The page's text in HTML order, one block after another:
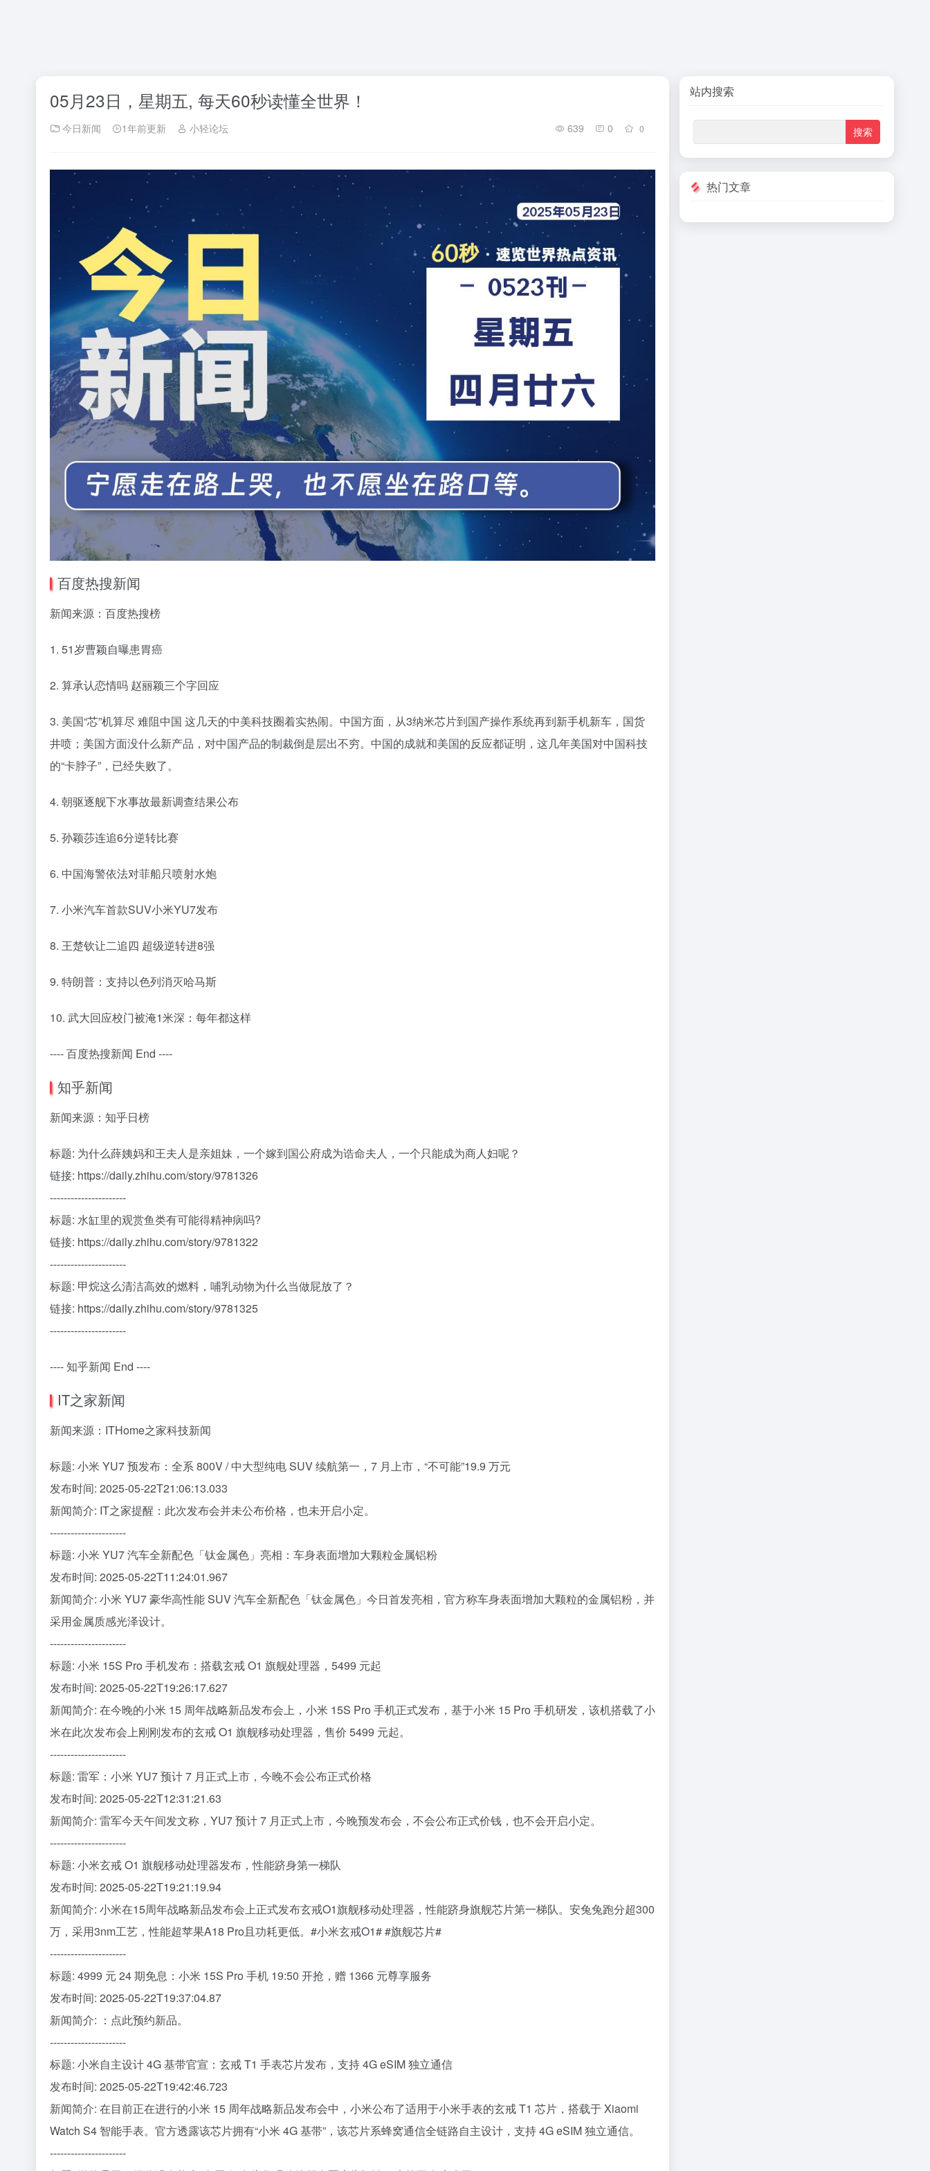
05月23日，星期五, 每天60秒读懂全世界！
今日新闻 1年前更新 小轻论坛 639 0 0
百度热搜新闻
新闻来源：百度热搜榜
1. 51岁曹颖自曝患胃癌
2. 算承认恋情吗 赵丽颖三个字回应
3. 美国“芯”机算尽 难阻中国 这几天的中美科技圈着实热闹。中国方面，从3纳米芯片到国产操作系统再到新手机新车，国货
井喷；美国方面没什么新产品，对中国产品的制裁倒是层出不穷。中国的成就和美国的反应都证明，这几年美国对中国科技
的“卡脖子”，已经失败了。
4. 朝驱逐舰下水事故最新调查结果公布
5. 孙颖莎连追6分逆转比赛
6. 中国海警依法对菲船只喷射水炮
7. 小米汽车首款SUV小米YU7发布
8. 王楚钦让二追四 超级逆转进8强
9. 特朗普：支持以色列消灭哈马斯
10. 武大回应校门被淹1米深：每年都这样
---- 百度热搜新闻 End ----
知乎新闻
新闻来源：知乎日榜
标题: 为什么薛姨妈和王夫人是亲姐妹，一个嫁到国公府成为诰命夫人，一个只能成为商人妇呢？
链接: https://daily.zhihu.com/story/9781326
----------------------
标题: 水缸里的观赏鱼类有可能得精神病吗?
链接: https://daily.zhihu.com/story/9781322
----------------------
标题: 甲烷这么清洁高效的燃料，哺乳动物为什么当做屁放了？
链接: https://daily.zhihu.com/story/9781325
----------------------
---- 知乎新闻 End ----
IT之家新闻
新闻来源：ITHome之家科技新闻
标题: 小米 YU7 预发布：全系 800V / 中大型纯电 SUV 续航第一，7 月上市，“不可能”19.9 万元
发布时间: 2025-05-22T21:06:13.033
新闻简介: IT之家提醒：此次发布会并未公布价格，也未开启小定。
----------------------
标题: 小米 YU7 汽车全新配色「钛金属色」亮相：车身表面增加大颗粒金属铝粉
发布时间: 2025-05-22T11:24:01.967
新闻简介: 小米 YU7 豪华高性能 SUV 汽车全新配色「钛金属色」今日首发亮相，官方称车身表面增加大颗粒的金属铝粉，并
采用金属质感光泽设计。
----------------------
标题: 小米 15S Pro 手机发布：搭载玄戒 O1 旗舰处理器，5499 元起
发布时间: 2025-05-22T19:26:17.627
新闻简介: 在今晚的小米 15 周年战略新品发布会上，小米 15S Pro 手机正式发布，基于小米 15 Pro 手机研发，该机搭载了小
米在此次发布会上刚刚发布的玄戒 O1 旗舰移动处理器，售价 5499 元起。
----------------------
标题: 雷军：小米 YU7 预计 7 月正式上市，今晚不会公布正式价格
发布时间: 2025-05-22T12:31:21.63
新闻简介: 雷军今天午间发文称，YU7 预计 7 月正式上市，今晚预发布会，不会公布正式价钱，也不会开启小定。
----------------------
标题: 小米玄戒 O1 旗舰移动处理器发布，性能跻身第一梯队
发布时间: 2025-05-22T19:21:19.94
新闻简介: 小米在15周年战略新品发布会上正式发布玄戒O1旗舰移动处理器，性能跻身旗舰芯片第一梯队。安兔兔跑分超300
万，采用3nm工艺，性能超苹果A18 Pro且功耗更低。#小米玄戒O1# #旗舰芯片#
----------------------
标题: 4999 元 24 期免息：小米 15S Pro 手机 19:50 开抢，赠 1366 元尊享服务
发布时间: 2025-05-22T19:37:04.87
新闻简介: ：点此预约新品。
----------------------
标题: 小米自主设计 4G 基带官宣：玄戒 T1 手表芯片发布，支持 4G eSIM 独立通信
发布时间: 2025-05-22T19:42:46.723
新闻简介: 在目前正在进行的小米 15 周年战略新品发布会中，小米公布了适用于小米手表的玄戒 T1 芯片，搭载于 Xiaomi
Watch S4 智能手表。官方透露该芯片拥有“小米 4G 基带”，该芯片系蜂窝通信全链路自主设计，支持 4G eSIM 独立通信。
----------------------
站内搜索
热门文章